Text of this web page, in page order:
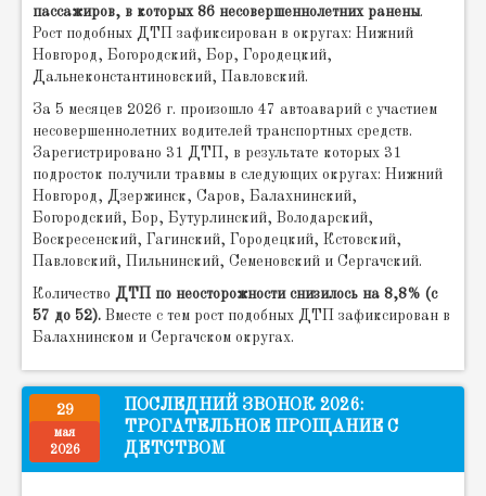
пассажиров, в которых 86 несовершеннолетних ранены.
Рост подобных ДТП зафиксирован в округах: Нижний
Новгород, Богородский, Бор, Городецкий,
Дальнеконстантиновский, Павловский.
За 5 месяцев 2026 г. произошло 47 автоаварий с участием
несовершеннолетних водителей транспортных средств.
Зарегистрировано 31 ДТП, в результате которых 31
подросток получили травмы в следующих округах: Нижний
Новгород, Дзержинск, Саров, Балахнинский,
Богородский, Бор, Бутурлинский, Володарский,
Воскресенский, Гагинский, Городецкий, Кстовский,
Павловский, Пильнинский, Семеновский и Сергачский.
Количество ДТП по неосторожности снизилось на 8,8% (с
57 до 52). Вместе с тем рост подобных ДТП зафиксирован в
Балахнинском и Сергачском округах.
29
мая
2026
ПОСЛЕДНИЙ ЗВОНОК 2026:
ТРОГАТЕЛЬНОЕ ПРОЩАНИЕ С
ДЕТСТВОМ